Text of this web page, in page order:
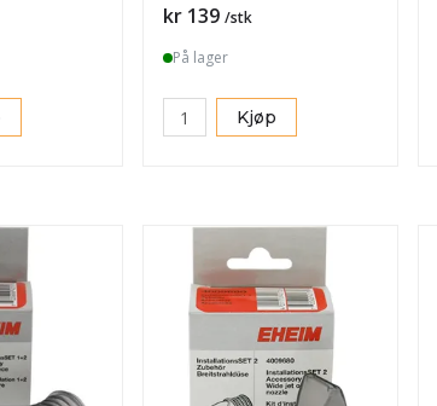
Pris
kr 139 /stk
På lager
Kjøp